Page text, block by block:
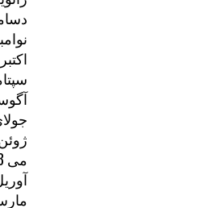
دسامبر
نوامبر
اکتبر 2023
جولای
ژوئن
می 2023
آوریل
مارس